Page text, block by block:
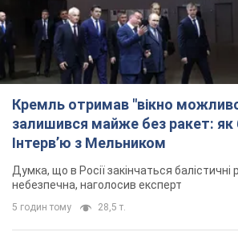
Кремль отримав "вікно
залишився майже без ракет: як
Інтерв’ю з Мельником
Думка, що в Росії закінчаться балістичні
небезпечна, наголосив експерт
5 годин тому 28,5 т.